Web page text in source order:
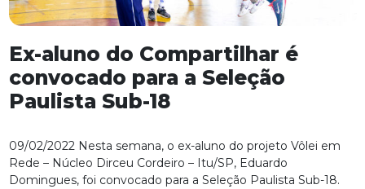
Ex-aluno do Compartilhar é
convocado para a Seleção
Paulista Sub-18
09/02/2022 Nesta semana, o ex-aluno do projeto Vôlei em
Rede – Núcleo Dirceu Cordeiro – Itu/SP, Eduardo
Domingues, foi convocado para a Seleção Paulista Sub-18.